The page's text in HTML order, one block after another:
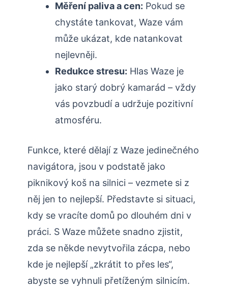
Měření paliva a cen: Pokud se
chystáte tankovat, Waze vám
může ukázat, kde natankovat
nejlevněji.
Redukce stresu: Hlas Waze je
jako starý dobrý kamarád – vždy
vás povzbudí a udržuje pozitivní
atmosféru.
Funkce, které dělají z Waze jedinečného
navigátora, jsou v podstatě jako
piknikový koš na silnici – vezmete si z
něj jen to nejlepší. Představte si situaci,
kdy se vracíte domů po dlouhém dni v
práci. S Waze můžete snadno zjistit,
zda se někde nevytvořila zácpa, nebo
kde je nejlepší „zkrátit to přes les“,
abyste se vyhnuli přetíženým silnicím.